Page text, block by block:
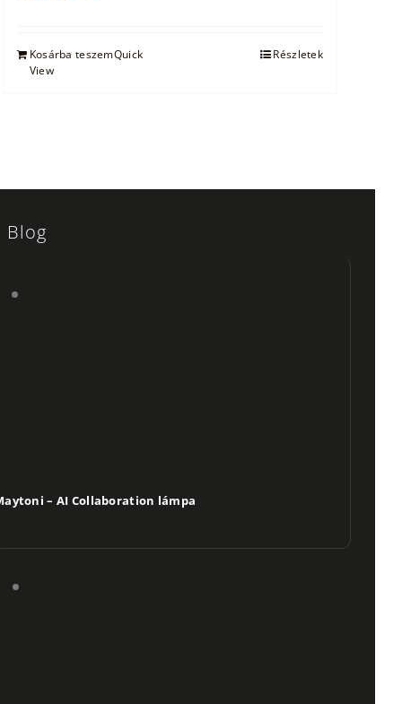
Kosárba teszem Részletek
Quick
View
Blog
– AI Collaboration lámpa